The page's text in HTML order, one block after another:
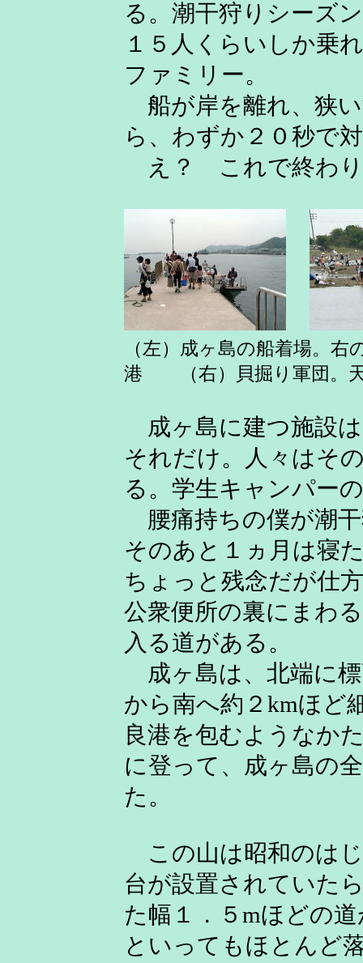
る。潮干狩りシーズ
１５人くらいしか乗
ファミリー。
船が岸を離れ、狭
ら、わずか２０秒で
え？ これで終わり
（左）成ヶ島の船着場。
港 （右）貝掘り軍団。天
成ヶ島に建つ施設
それだけ。人々はそ
る。学生キャンパー
腰痛持ちの僕が潮
そのあと１ヵ月は寝
ちょっと残念だが仕
公衆便所の裏にまわ
入る道がある。
成ヶ島は、北端に
から南へ約２kmほど
良港を包むようなか
に登って、成ヶ島の
た。
この山は昭和のは
台が設置されていた
た幅１．５mほどの
といってもほとんど